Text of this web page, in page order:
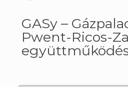
GASy –
Pwent-Ricos-